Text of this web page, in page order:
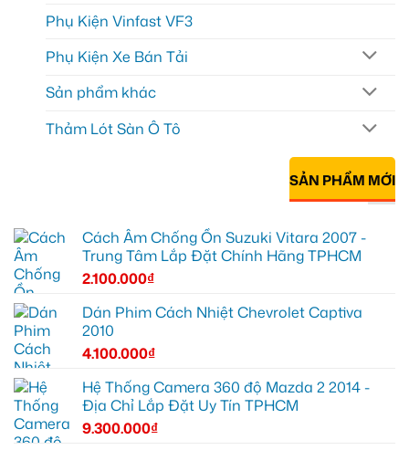
Phụ Kiện Vinfast VF3
Phụ Kiện Xe Bán Tải
Sản phẩm khác
Thảm Lót Sàn Ô Tô
SẢN PHẨM MỚI
Cách Âm Chống Ồn Suzuki Vitara 2007 -
Trung Tâm Lắp Đặt Chính Hãng TPHCM
2.100.000₫
Dán Phim Cách Nhiệt Chevrolet Captiva
2010
4.100.000₫
Hệ Thống Camera 360 độ Mazda 2 2014 -
Địa Chỉ Lắp Đặt Uy Tín TPHCM
9.300.000₫